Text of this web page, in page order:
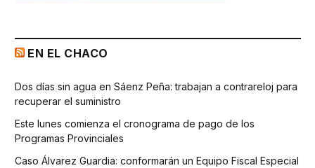
EN EL CHACO
Dos días sin agua en Sáenz Peña: trabajan a contrareloj para
recuperar el suministro
Este lunes comienza el cronograma de pago de los
Programas Provinciales
Caso Álvarez Guardia: conformarán un Equipo Fiscal Especial